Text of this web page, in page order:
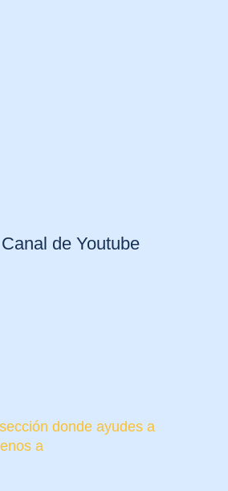
Canal de Youtube
donde ayudes a
a